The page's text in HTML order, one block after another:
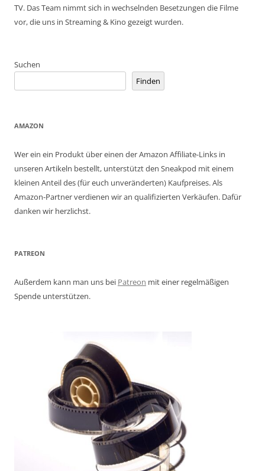
TV. Das Team nimmt sich in wechselnden Besetzungen die Filme
vor, die uns in Streaming & Kino gezeigt wurden.
Suchen
Finden
AMAZON
Wer ein ein Produkt über einen der Amazon Affiliate-Links in
unseren Artikeln bestellt, unterstützt den Sneakpod mit einem
kleinen Anteil des (für euch unveränderten) Kaufpreises. Als
Amazon-Partner verdienen wir an qualifizierten Verkäufen. Dafür
danken wir herzlichst.
PATREON
Außerdem kann man uns bei Patreon mit einer regelmäßigen
Spende unterstützen.